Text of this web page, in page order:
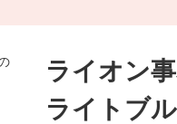
ライオン
ライトブ